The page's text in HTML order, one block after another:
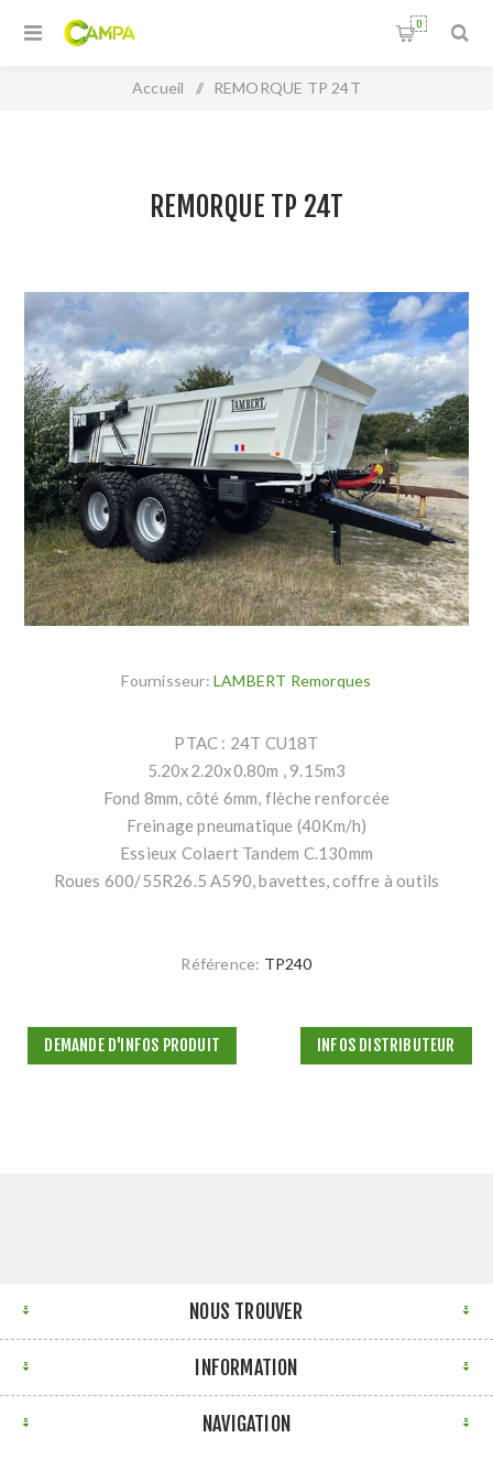
0
Accueil / REMORQUE TP 24T
REMORQUE TP 24T
Fournisseur: LAMBERT Remorques
PTAC : 24T CU18T
5.20x2.20x0.80m , 9.15m3
Fond 8mm, côté 6mm, flèche renforcée
Freinage pneumatique (40Km/h)
Essieux Colaert Tandem C.130mm
Roues 600/55R26.5 A590, bavettes, coffre à outils
Référence: TP240
DEMANDE D'INFOS PRODUIT INFOS DISTRIBUTEUR
NOUS TROUVER
INFORMATION
NAVIGATION